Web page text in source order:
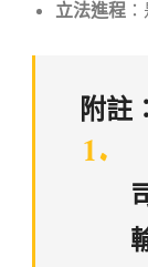
立法進程：
附註